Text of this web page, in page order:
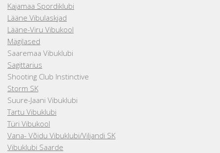
Kajamaa Spordiklubi
Lääne Vibulaskjad
Lääne-Viru Vibukool
Mägilased
Saaremaa Vibuklubi
Sagittarius
Shooting Club Instinctive
Storm SK
Suure-Jaani Vibuklubi
Tartu Vibuklubi
Türi Vibukool
Vana- Võidu Vibuklubi/Viljandi SK
Vibuklubi Saarde